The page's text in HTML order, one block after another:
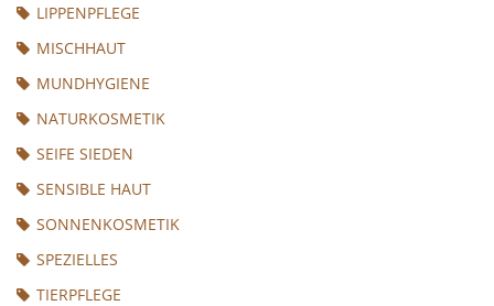
LIPPENPFLEGE
MISCHHAUT
MUNDHYGIENE
NATURKOSMETIK
SEIFE SIEDEN
SENSIBLE HAUT
SONNENKOSMETIK
SPEZIELLES
TIERPFLEGE